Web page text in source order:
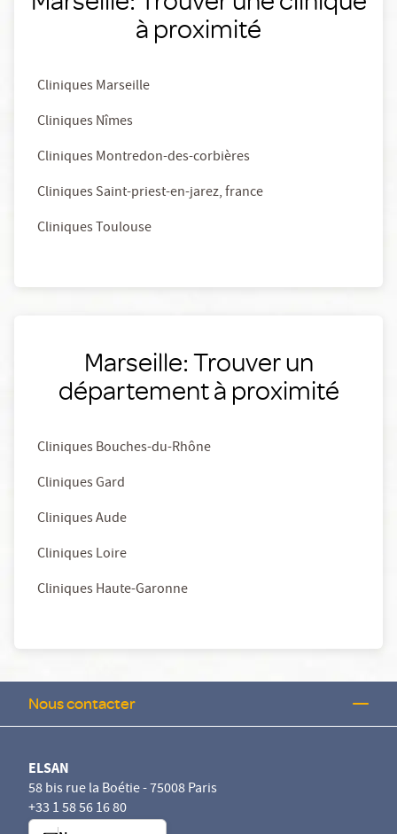
à proximité
Cliniques Marseille
Cliniques Nîmes
Cliniques Montredon-des-corbières
Cliniques Saint-priest-en-jarez, france
Cliniques Toulouse
Marseille: Trouver un
département à proximité
Cliniques Bouches-du-Rhône
Cliniques Gard
Cliniques Aude
Cliniques Loire
Cliniques Haute-Garonne
Nous contacter
ELSAN
58 bis rue la Boétie - 75008 Paris
+33 1 58 56 16 80